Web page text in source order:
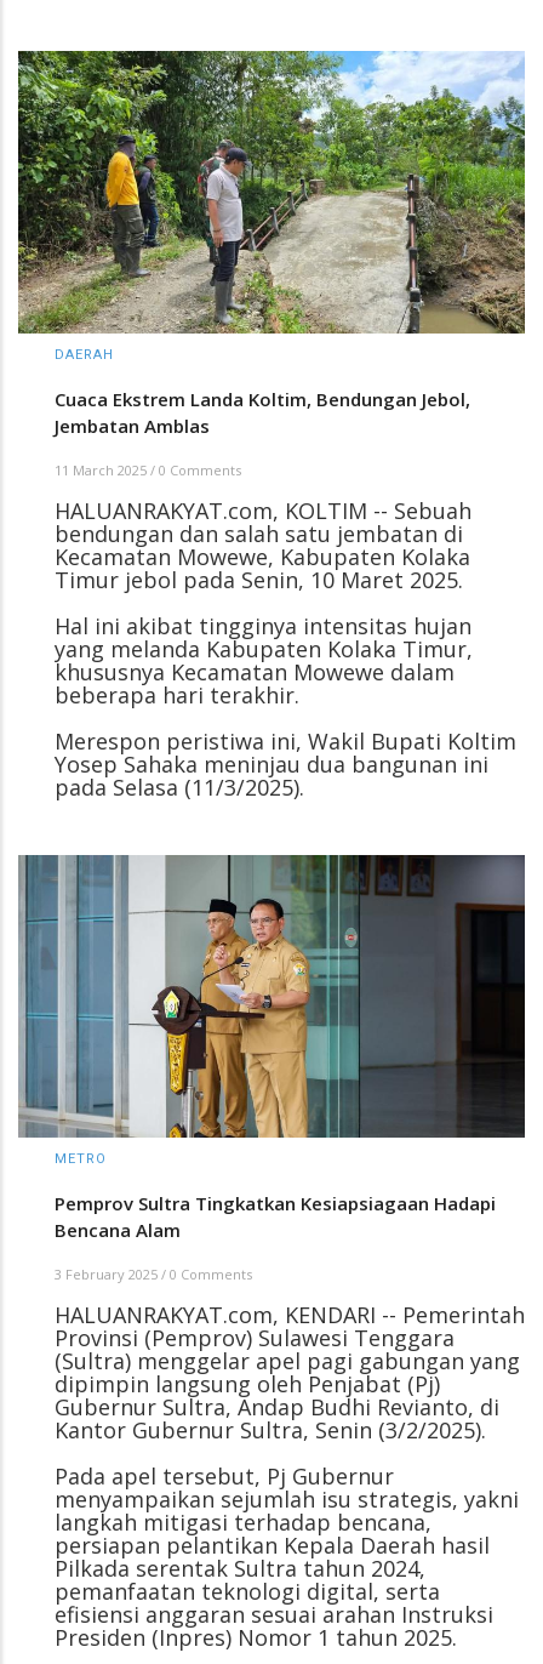
DAERAH
Cuaca Ekstrem Landa Koltim, Bendungan Jebol,
Jembatan Amblas
11 March 2025 / 0 Comments
HALUANRAKYAT.com, KOLTIM -- Sebuah
bendungan dan salah satu jembatan di
Kecamatan Mowewe, Kabupaten Kolaka
Timur jebol pada Senin, 10 Maret 2025.
Hal ini akibat tingginya intensitas hujan
yang melanda Kabupaten Kolaka Timur,
khususnya Kecamatan Mowewe dalam
beberapa hari terakhir.
Merespon peristiwa ini, Wakil Bupati Koltim
Yosep Sahaka meninjau dua bangunan ini
pada Selasa (11/3/2025).
METRO
Pemprov Sultra Tingkatkan Kesiapsiagaan Hadapi
Bencana Alam
3 February 2025 / 0 Comments
HALUANRAKYAT.com, KENDARI -- Pemerintah
Provinsi (Pemprov) Sulawesi Tenggara
(Sultra) menggelar apel pagi gabungan yang
dipimpin langsung oleh Penjabat (Pj)
Gubernur Sultra, Andap Budhi Revianto, di
Kantor Gubernur Sultra, Senin (3/2/2025).
Pada apel tersebut, Pj Gubernur
menyampaikan sejumlah isu strategis, yakni
langkah mitigasi terhadap bencana,
persiapan pelantikan Kepala Daerah hasil
Pilkada serentak Sultra tahun 2024,
pemanfaatan teknologi digital, serta
efisiensi anggaran sesuai arahan Instruksi
Presiden (Inpres) Nomor 1 tahun 2025.